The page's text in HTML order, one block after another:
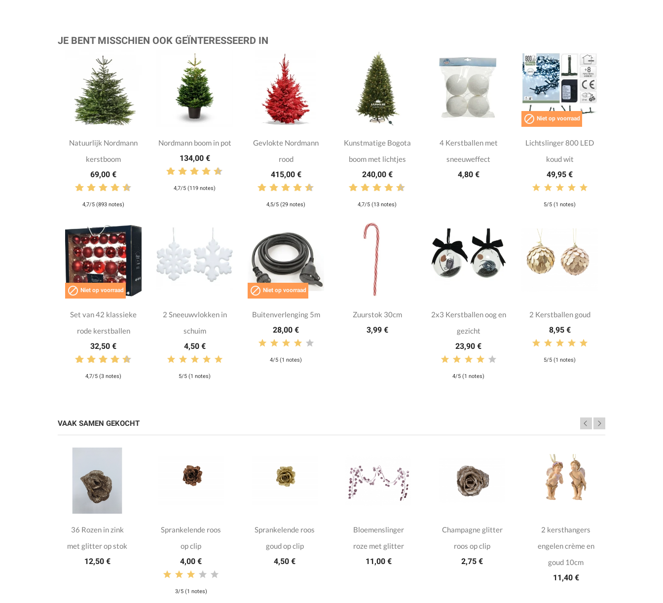
JE BENT MISSCHIEN OOK GEÏNTERESSEERD IN
Natuurlijk Nordmann
kerstboom
69,00 €
4,7/5 (893 notes)
Nordmann boom in pot
134,00 €
4,7/5 (119 notes)
Gevlokte Nordmann
rood
415,00 €
4,5/5 (29 notes)
Kunstmatige Bogota
boom met lichtjes
240,00 €
4,7/5 (13 notes)
4 Kerstballen met
sneeuweffect
4,80 €
 Niet op voorraad
Lichtslinger 800 LED
koud wit
49,95 €
5/5 (1 notes)
 Niet op voorraad
Set van 42 klassieke
rode kerstballen
32,50 €
4,7/5 (3 notes)
2 Sneeuwvlokken in
schuim
4,50 €
5/5 (1 notes)
 Niet op voorraad
Buitenverlenging 5m
28,00 €
4/5 (1 notes)
Zuurstok 30cm
3,99 €
2x3 Kerstballen oog en
gezicht
23,90 €
4/5 (1 notes)
2 Kerstballen goud
8,95 €
5/5 (1 notes)
VAAK SAMEN GEKOCHT
36 Rozen in zink
met glitter op stok
12,50 €
Sprankelende roos
op clip
4,00 €
3/5 (1 notes)
Sprankelende roos
goud op clip
4,50 €
Bloemenslinger
roze met glitter
11,00 €
Champagne glitter
roos op clip
2,75 €
2 kersthangers
engelen crème en
goud 10cm
11,40 €